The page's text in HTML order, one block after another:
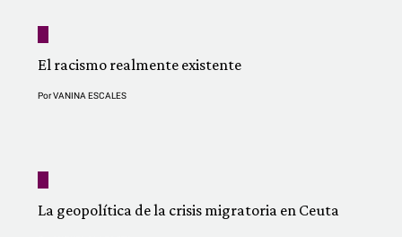
El racismo realmente existente
PorVANINA ESCALES
La geopolítica de la crisis migratoria en Ceuta